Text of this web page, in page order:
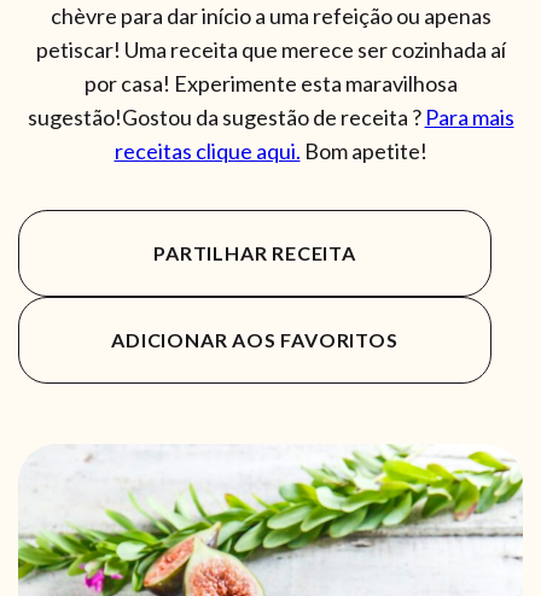
chèvre para dar início a uma refeição ou apenas
petiscar! Uma receita que merece ser cozinhada aí
por casa! Experimente esta maravilhosa
sugestão!Gostou da sugestão de receita ? Para mais
receitas clique aqui. Bom apetite!
PARTILHAR RECEITA
ADICIONAR AOS FAVORITOS